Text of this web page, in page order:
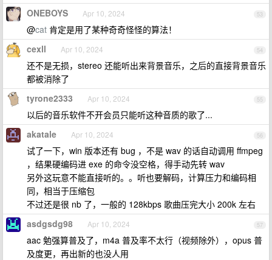
53
ONEBOYS Apr 10, 2024
@cat 肯定是用了某种奇奇怪怪的算法！
54
cexll Apr 10, 2024
还不是无损，stereo 还能听出来背景音乐，之后的直接背景音乐
都被消除了
55
tyrone2333 Apr 10, 2024
以后的音乐软件不开会员只能听这种音质的歌了...
56
akatale Apr 10, 2024
试了一下，win 版本还有 bug ，不是 wav 的话自动调用 ffmpeg
，结果硬编码进 exe 的命令没空格，得手动先转 wav
另外这玩意不能直接听的。。听也要解码，计算压力和编码相
同，相当于压缩包
不过还是很 nb 了，一般的 128kbps 歌曲压完大小 200k 左右
57
asdgsdg98 Apr 10, 2024
aac 勉强算普及了，m4a 普及率不太行（视频除外），opus 普
及度更，再出新的也没人用